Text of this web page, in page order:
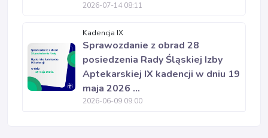
2026-07-14 08:11
Kadencja IX
Sprawozdanie z obrad 28
posiedzenia Rady Śląskiej Izby
Aptekarskiej IX kadencji w dniu 19
maja 2026 ...
2026-06-09 09:00